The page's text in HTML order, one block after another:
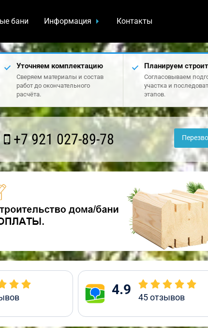
бани Информация Контакты
Уточняем комплектацию
Сверяем материалы и состав
работ до окончательного
расчёта.
Планируем
Согласовываем
участка и
этапов.
+7 921 027-89-78
4.9 45отзывов